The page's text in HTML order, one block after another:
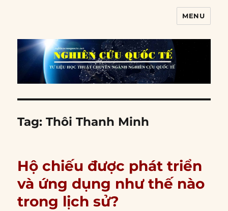
MENU
Tag:Thôi Thanh Minh
Hộ chiếu được phát triển
và ứng dụng như thế nào
trong lịch sử?